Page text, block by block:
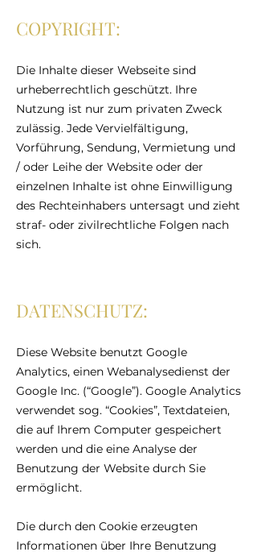
COPYRIGHT:
Die Inhalte dieser Webseite sind
urheberrechtlich geschützt. Ihre
Nutzung ist nur zum privaten Zweck
zulässig. Jede Vervielfältigung,
Vorführung, Sendung, Vermietung und
/ oder Leihe der Website oder der
einzelnen Inhalte ist ohne Einwilligung
des Rechteinhabers untersagt und zieht
straf- oder zivilrechtliche Folgen nach
sich.
DATENSCHUTZ:
Diese Website benutzt Google
Analytics, einen Webanalysedienst der
Google Inc. (“Google”). Google Analytics
verwendet sog. “Cookies”, Textdateien,
die auf Ihrem Computer gespeichert
werden und die eine Analyse der
Benutzung der Website durch Sie
ermöglicht.
Die durch den Cookie erzeugten
Informationen über Ihre Benutzung